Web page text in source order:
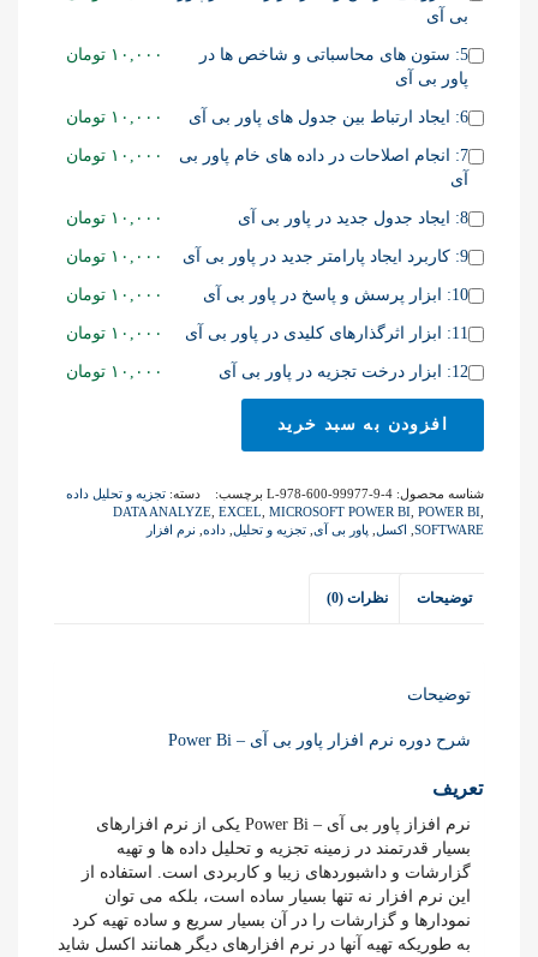
item
this
item
one
this
item
بی آی
Buy
one
this
item
5: ستون های محاسباتی و شاخص ها در
پاور بی آی
۱۰,۰۰۰ تومان
Buy
of
this
item
6: ایجاد ارتباط بین جدول های پاور بی آی ۱۰,۰۰۰ تومان
Buy
one
this
item
7: انجام اصلاحات در داده های خام پاور بی
آی
۱۰,۰۰۰ تومان
Buy
of
this
8: ایجاد جدول جدید در پاور بی آی ۱۰,۰۰۰ تومان
Buy
of
this
9: کاربرد ایجاد پارامتر جدید در پاور بی آی ۱۰,۰۰۰ تومان
Buy
of
this
10: ابزار پرسش و پاسخ در پاور بی آی ۱۰,۰۰۰ تومان
Buy
of
this
item
11: ابزار اثرگذارهای کلیدی در پاور بی آی ۱۰,۰۰۰ تومان
Buy
one
12: ابزار درخت تجزیه در پاور بی آی ۱۰,۰۰۰ تومان
افزودن به سبد خرید
شناسه محصول: L-978-600-99977-9-4 دسته: تجزیه و تحلیل داده
برچسب:
DATA ANALYZE EXCEL MICROSOFT POWER BI POWER BI
SOFTWARE اکسل پاور بی آی تجزیه و تحلیل داده نرم افزار
توضیحات نظرات (0)
توضیحات
شرح دوره نرم افزار پاور بی آی – Power Bi
تعریف
نرم افزاز پاور بی آی – Power Bi یکی از نرم افزارهای
بسیار قدرتمند در زمینه تجزیه و تحلیل داده ها و تهیه
گزارشات و داشبوردهای زیبا و کاربردی است. استفاده از
این نرم افزار نه تنها بسیار ساده است، بلکه می توان
نمودارها و گزارشات را در آن بسیار سریع و ساده تهیه کرد
به طوریکه تهیه آنها در نرم افزارهای دیگر همانند اکسل شاید